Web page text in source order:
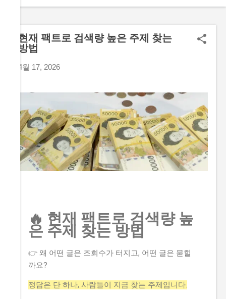
형 3. 끝까지 선택받는 블로그의 핵심 비밀 3가지 4. 단순한 수
익형 채널을 넘어 설득과 전환의 도구로 5. 전문성과 신뢰를 쌓
는 마케팅 기술로서의 접근법 1. 검색 생태계의 거대한 지각변
자 수나 조회수가 예전만 못하다고 느껴본 적 있으신가요? 마음
여러분의 정성이 부족해서가 아닙니다. 현재 인터넷에서 사람
들이 정보를 소비하는 커다란 흐름 자체가 완전히 이동하고 있
기 때문이에요. 이제 사용자들은 긴 글을 읽기보다 짧은 영상인
쇼츠, 릴스, 클립을 먼저 찾거나 검색 창에서 바로 답을 얻어냅
니다. 네이버에 새롭게 도입된 AI 탭이나 요약 기능은 사용자가
굳이 개별 블로그를 클릭하지 않아도 필요한 기초 정보를 검색
결과창 내에서 즉시 확인하게 만들어 주고 있죠. 이러한 현상을
명확한 이유 를 제시하지 못하면 살아남기 힘든 구조가...
현재 팩트로 검색량 높은 주제 찾는
방법
4월 17, 2026
🔥 현재 팩트로 검색량 높
은 주제 찾는 방법
👉 왜 어떤 글은 조회수가 터지고, 어떤 글은 묻힐
까요?
정답은 단 하나, 사람들이 지금 찾는 주제입니다.